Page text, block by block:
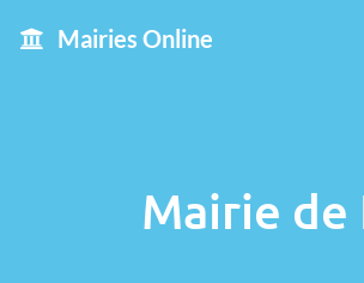
Mairies Online
Mairie de